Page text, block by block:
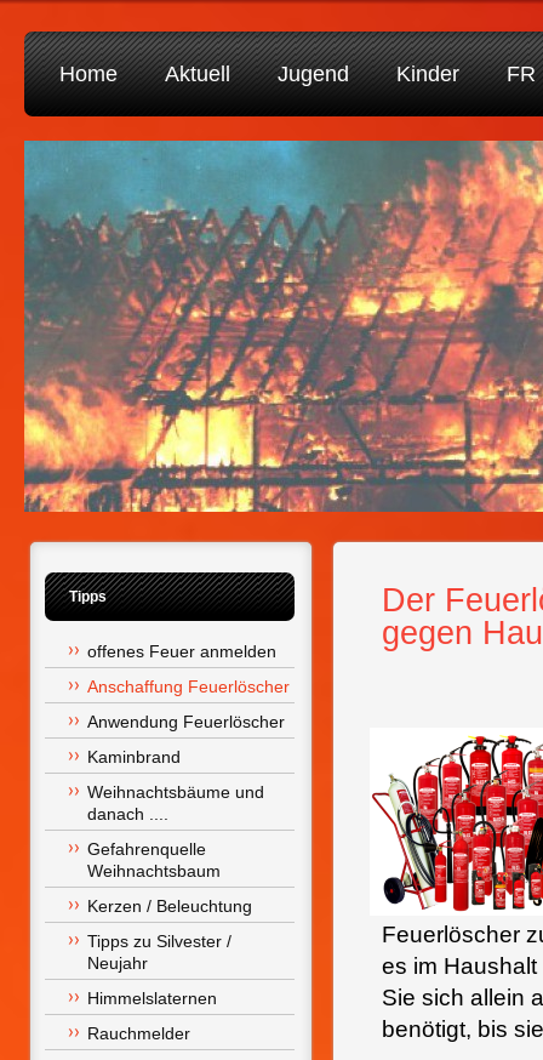
Home Aktuell Jugend Kinder FR
Tipps
offenes Feuer anmelden
Anschaffung Feuerlöscher
Anwendung Feuerlöscher
Kaminbrand
Weihnachtsbäume und
danach ....
Gefahrenquelle
Weihnachtsbaum
Kerzen / Beleuchtung
Tipps zu Silvester /
Neujahr
Himmelslaternen
Rauchmelder
Der
gegen
Feuerlöscher
es im
Sie sich allein
benötigt, bis